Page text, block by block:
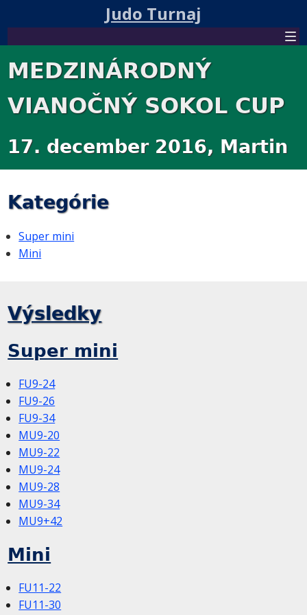
Judo Turnaj
MEDZINÁRODNÝ
VIANOČNÝ SOKOL CUP
17. december 2016, Martin
Kategórie
Super mini
Mini
Výsledky
Super mini
FU9-24
FU9-26
FU9-34
MU9-20
MU9-22
MU9-24
MU9-28
MU9-34
MU9+42
Mini
FU11-22
FU11-30